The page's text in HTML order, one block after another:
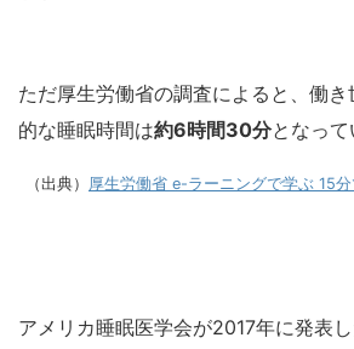
ただ厚生労働省の調査によると、働
的な睡眠時間は約6時間30分となって
（出典） 厚生労働省 e-ラーニングで学ぶ 15
アメリカ睡眠医学会が2017年に発表